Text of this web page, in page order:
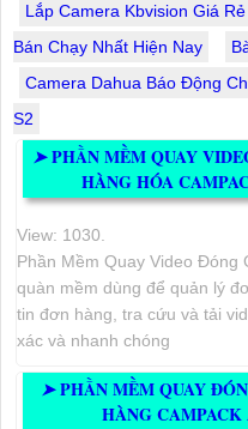
Lắp Camera Kbvision Giá
Bán Chạy Nhất Hiện Nay
Camera Dahua Báo Động
S2
➤PHẦN MỀM QUAY
HÀNG HÓA
View: 1030.
Phần Mềm Quay Video Đóng
quàn mềm dùng để quản lý
tin đơn hàng, tra cứu và tải
xác và nhanh chóng
➤PHẦN MỀM QUAY
HÀNG CAMPACK